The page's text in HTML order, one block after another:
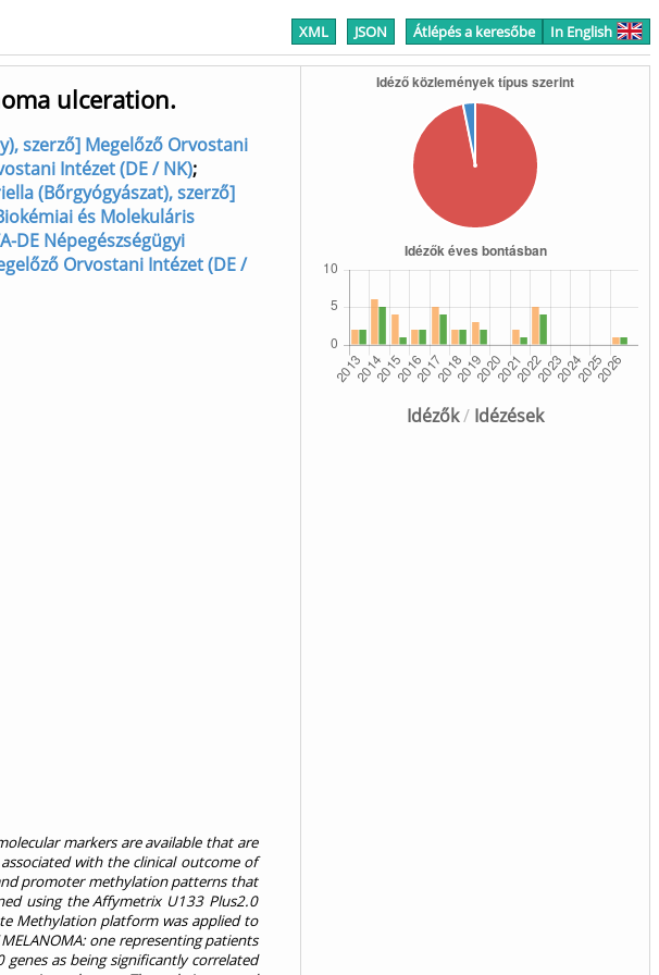
XML JSON Átlépés a keresőbe In English
Idézők/ Idézések
ulceration.
szerző] Megelőző Orvostani
Intézet (DE / NK);
(Bőrgyógyászat), szerző]
és Molekuláris
DE Népegészségügyi
Orvostani Intézet (DE /
markers are available that are
with the clinical outcome of
promoter methylation patterns that
using the Affymetrix U133 Plus2.0
Methylation platform was applied to
MELANOMA: one representing patients
as being significantly correlated